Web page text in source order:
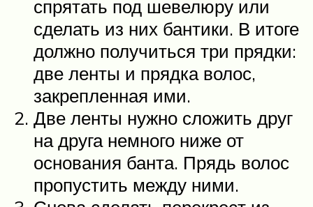
спрятать под шевелюру или
сделать из них бантики. В итоге
должно получиться три прядки:
две ленты и прядка волос,
закрепленная ими.
Две ленты нужно сложить друг
на друга немного ниже от
основания банта. Прядь волос
пропустить между ними.